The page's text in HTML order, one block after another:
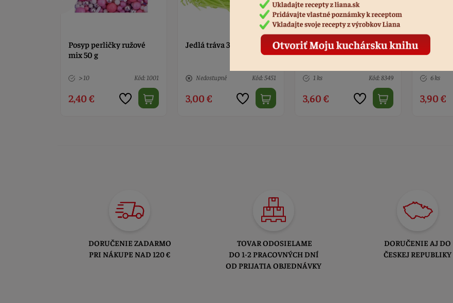
Jedlá tráva 30 g
Nedostupné Kód: 5451
3,00 €
Posyp oblátkový 100g
1 ks Kód: 8349
3,60 €
Posyp oblátkový 100g
biely
6 ks Kód: 8008
3,90 €
Posyp
červený
2 ks
3,90 €
DORUČENIE ZADARMO
PRI NÁKUPE NAD 120 €
TOVAR ODOSIELAME
DO 1-2 PRACOVNÝCH DNÍ
OD PRIJATIA OBJEDNÁVKY
DORUČENIE AJ DO
ČESKEJ REPUBLIKY